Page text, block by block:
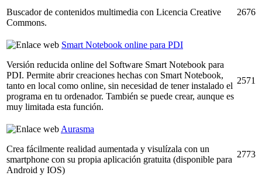
Buscador de contenidos multimedia con Licencia Creative
Commons.
2676
Smart Notebook online para PDI
Versión reducida online del Software Smart Notebook para
PDI. Permite abrir creaciones hechas con Smart Notebook,
tanto en local como online, sin necesidad de tener instalado el
programa en tu ordenador. También se puede crear, aunque es
muy limitada esta función.
2571
Aurasma
Crea fácilmente realidad aumentada y visulízala con un
smartphone con su propia aplicación gratuita (disponible para
Android y IOS)
2773